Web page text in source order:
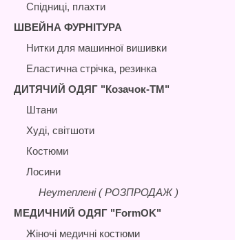
Спідниці, плахти
ШВЕЙНА ФУРНІТУРА
Нитки для машинної вишивки
Еластична стрічка, резинка
ДИТЯЧИЙ ОДЯГ "Козачок-ТМ"
Штани
Худі, світшоти
Костюми
Лосини
Неутеплені ( РОЗПРОДАЖ )
МЕДИЧНИЙ ОДЯГ "FormOK"
Жіночі медичні костюми